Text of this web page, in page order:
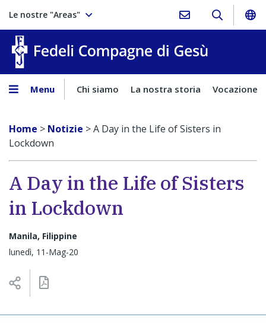
Le nostre "Areas"
Menu Chi siamo La nostra storia Vocazione
Home > Notizie >A Day in the Life of Sisters in
Lockdown
A Day in the Life of Sisters
in Lockdown
Manila, Filippine
lunedì, 11-Mag-20